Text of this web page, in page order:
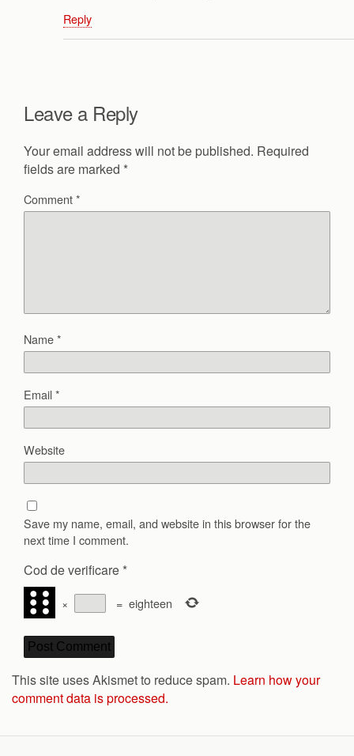
Reply
Leave a Reply
Your email address will not be published. Required
fields are marked *
Comment*
Name*
Email*
Website
Save my name, email, and website in this browser for the
next time I comment.
Cod de verificare *
× = eighteen
This site uses Akismet to reduce spam. Learn how your
comment data is processed.